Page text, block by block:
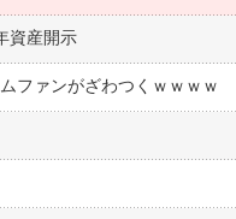
資産開示
ファンがざわつくｗｗｗｗ